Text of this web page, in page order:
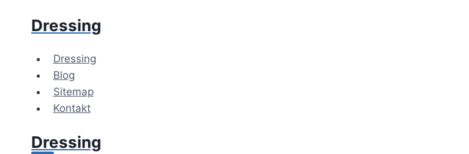
Dressing
Dressing
Blog
Sitemap
Kontakt
Dressing